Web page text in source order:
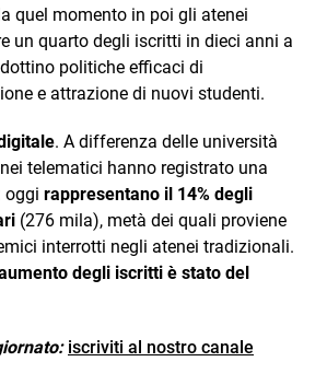
quel momento in poi gli atenei
un quarto degli iscritti in dieci anni a
politiche efficaci di
e attrazione di nuovi studenti.
. A differenza delle università
telematici hanno registrato una
oggi rappresentano il 14% degli
(276 mila), metà dei quali proviene
interrotti negli atenei tradizionali.
degli iscritti è stato del
iscriviti al nostro canale